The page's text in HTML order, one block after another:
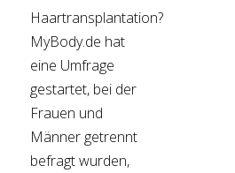
Haartransplantation?
MyBody.de hat
eine Umfrage
gestartet, bei der
Frauen und
Männer getrennt
befragt wurden,